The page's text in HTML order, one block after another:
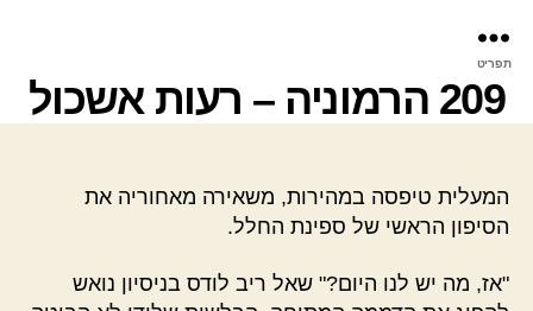
תפריט
209 הרמוניה – רעות אשכול
המעלית טיפסה במהירות, משאירה מאחוריה את
הסיפון הראשי של ספינת החלל.
"אז, מה יש לנו היום?" שאל ריב לודס בניסיון נואש